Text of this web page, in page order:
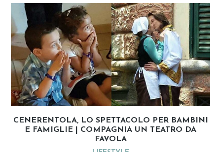
CENERENTOLA, LO SPETTACOLO PER BAMBINI
E FAMIGLIE | COMPAGNIA UN TEATRO DA
FAVOLA